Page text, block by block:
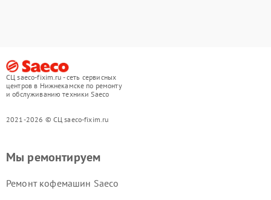
СЦ saeco-fixim.ru - сеть сервисных
центров в Нижнекамске по ремонту
и обслуживанию техники Saeco
2021-2026 © СЦ saeco-fixim.ru
Мы ремонтируем
Ремонт кофемашин Saeco